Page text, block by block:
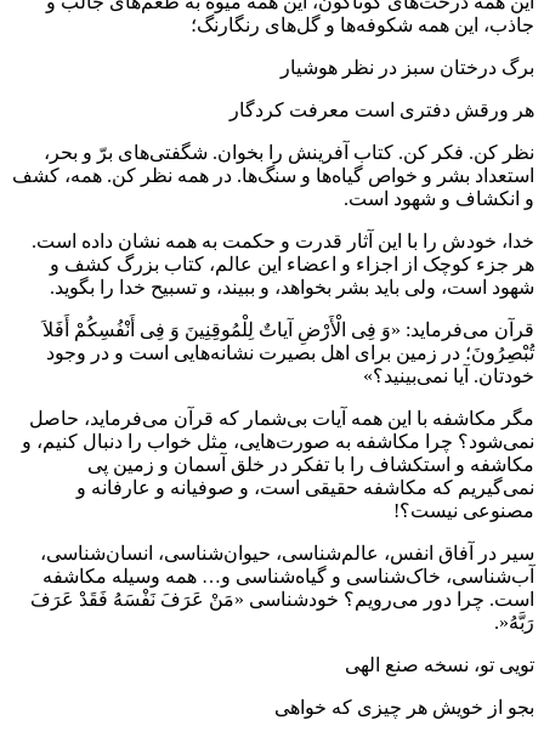
جاذب، این همه شکوفه‌ها و گل‌های رنگارنگ؛
برگ درختان سبز در نظر هوشیار
هر ورقش دفتری است معرفت کردگار
نظر کن. فکر کن. کتاب آفرینش را بخوان. شگفتی‌های برّ و بحر،
استعداد بشر و خواص گیاه‌ها و سنگ‌ها. در همه نظر کن. همه، کشف
و انکشاف و شهود است.
خدا، خودش را با این آثار قدرت و حکمت به همه نشان داده است.
هر جزء کوچک از اجزاء و اعضاء این عالم، کتاب بزرگ کشف و
شهود است، ولی باید بشر بخواهد، و ببیند، و تسبیح خدا را بگوید.
قرآن می‌فرماید: «وَ فِی الْأَرْضِ آیاتٌ لِلْمُوقِنِینَ وَ فِی أَنْفُسِکُمْ أَفَلاَ
تُبْصِرُونَ؛ در زمین برای اهل بصیرت نشانه‌هایی است و در وجود
خودتان. آیا نمی‌بینید؟»
مگر مکاشفه با این همه آیات بی‌شمار که قرآن می‌فرماید، حاصل
نمی‌شود؟ چرا مکاشفه به صورت‌هایی، مثل خواب را دنبال کنیم، و
مکاشفه و استکشاف را با تفکر در خلق آسمان و زمین پی
نمی‌گیریم که مکاشفه حقیقی است، و صوفیانه و عارفانه و
مصنوعی نیست؟!
سیر در آفاق انفس، عالم‌شناسی، حیوان‌شناسی، انسان‌شناسی،
آب‌شناسی، خاک‌شناسی و گیاه‌شناسی و… همه وسیله مکاشفه
است. چرا دور می‌رویم؟ خودشناسی «مَنْ عَرَفَ نَفْسَهُ فَقَدْ عَرَفَ
رَبَّهُ‌«.
تویی تو، نسخه صنع الهی
بجو از خویش هر چیزی که خواهی